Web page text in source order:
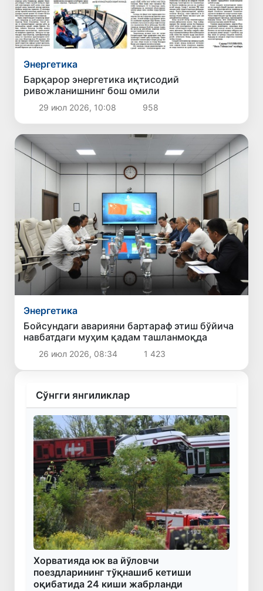
Энергетика
Барқарор энергетика иқтисодий
ривожланишнинг бош омили
29 июл 2026, 10:08 958
Энергетика
Бойсундаги аварияни бартараф этиш бўйича
навбатдаги муҳим қадам ташланмоқда
26 июл 2026, 08:34 1 423
Сўнгги янгиликлар
Хорватияда юк ва йўловчи
поездларининг тўқнашиб кетиши
оқибатида 24 киши жабрланди